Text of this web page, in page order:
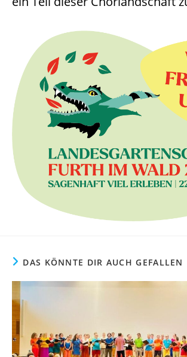
DAS KÖNNTE DIR AUCH GEFALLEN